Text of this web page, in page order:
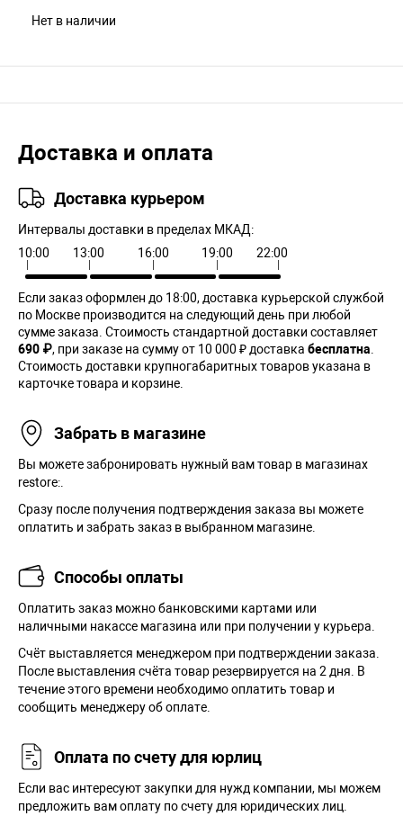
Нет в наличии
Доставка и оплата
Доставка курьером
Интервалы доставки в пределах МКАД:
10:00
13:00 16:00 19:00 22:00
Если заказ оформлен до 18:00, доставка курьерской службой
по Москве производится на следующий день при любой
сумме заказа. Cтоимость стандартной доставки составляет
690 ₽, при заказе на сумму от 10 000 ₽ доставка бесплатна.
Стоимость доставки крупногабаритных товаров указана в
карточке товара и корзине.
Забрать в магазине
Вы можете забронировать нужный вам товар в магазинах
restore:.
Сразу после получения подтверждения заказа вы можете
оплатить и забрать заказ в выбранном магазине.
Способы оплаты
Оплатить заказ можно банковскими картами или
наличными накассе магазина или при получении у курьера.
Cчёт выставляется менеджером при подтверждении заказа.
После выставления счёта товар резервируется на 2 дня. В
течение этого времени необходимо оплатить товар и
сообщить менеджеру об оплате.
Оплата по счету для юрлиц
Если вас интересуют закупки для нужд компании, мы можем
предложить вам оплату по счету для юридических лиц.